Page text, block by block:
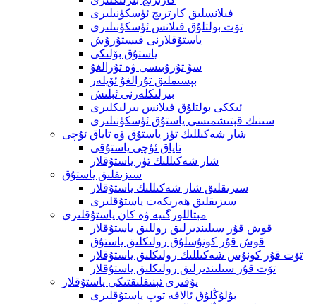
فىلانسلىق كارترىج ئۈسكۈنىلىرى
تۆت بولتلۇق فىلانس ئۈسكۈنىلىرى
ياستۇقلارنى قىستۇرۇش
ياستۇق بۆلىكى
سۇ تۇرۇبىسى ۋە تۇرالغۇ
بېسىملىق تۇرالغۇ ئۆيلەر
بىرلىكلەرنى ئېلىش
ئىككى بولتلۇق فىلانس بىرلىكلىرى
سىنىك قېتىشمىسى ياستۇق ئۈسكۈنىلىرى
شار شەكىللىك تۈز ياستۇق ۋە تاياق ئۇچى
تاياق ئۇچى ياستۇقى
شار شەكىللىك تۈز ياستۇقلار
سىزىقلىق ياستۇق
سىزىقلىق شار شەكىللىك ياستۇقلار
سىزىقلىق ھەرىكەت ياستۇقلىرى
مېتاللورگىيە ۋە كان ياستۇقلىرى
قوش قۇر سىلىندىرلىق روللىق ياستۇقلار
قوش قۇر كونۇسلۇق رولىكلىق ياستۇق
تۆت قۇر كونۇس شەكىللىك رولىكلىق ياستۇقلار
تۆت قۇر سىلىندىرلىق رولىكلىق ياستۇقلار
يۇقىرى ئېنىقلىقتىكى ياستۇقلار
بۇلۇڭلۇق ئالاقە توپ ياستۇقلىرى